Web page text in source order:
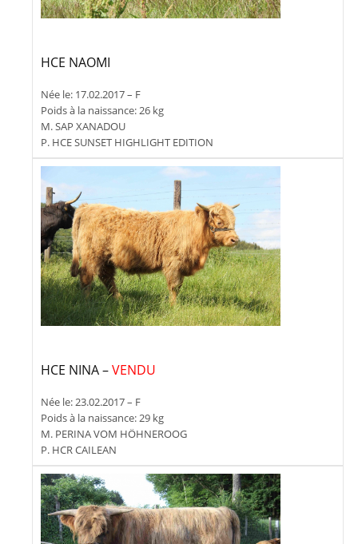
HCE NAOMI
Née le: 17.02.2017 – F
Poids à la naissance: 26 kg
M. SAP XANADOU
P. HCE SUNSET HIGHLIGHT EDITION
HCE NINA –VENDU
Née le: 23.02.2017 – F
Poids à la naissance: 29 kg
M. PERINA VOM HÖHNEROOG
P. HCR CAILEAN